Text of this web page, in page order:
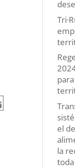
el
la
toda